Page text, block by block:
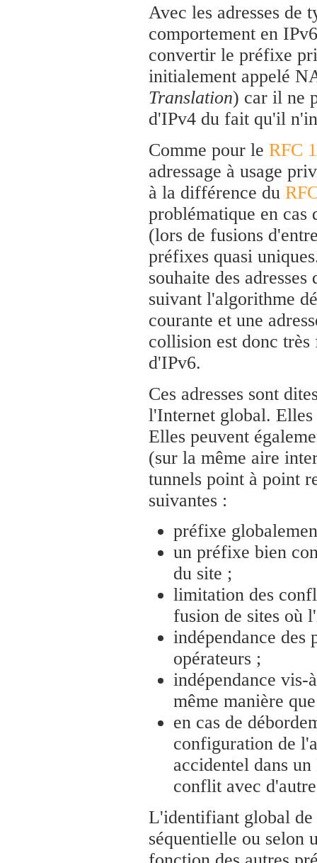
Avec les adresses de
comportement en
convertir le préfixe
initialement appelé
Translation) car il ne
d'IPv4 du fait qu'il
Comme pour le RFC
adressage à usage
à la différence du
problématique en cas
(lors de fusions
préfixes quasi
souhaite des
suivant l'algorithme
courante et une
collision est donc très
d'IPv6.
Ces adresses sont
l'Internet global. Elles
Elles peuvent
(sur la même aire
tunnels point à point
suivantes :
préfixe
un préfixe bien
du site ;
limitation des
fusion de sites où
indépendance des
opérateurs ;
indépendance vis-
même manière
en cas de
configuration de
accidentel dans
conflit avec
L'identifiant global de
séquentielle ou selon